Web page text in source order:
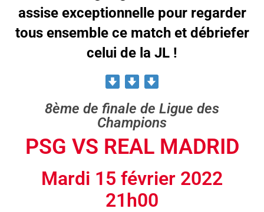
assise exceptionnelle pour regarder
tous ensemble ce match et débriefer
celui de la JL !
8ème de finale de Ligue des
Champions
PSG VS REAL MADRID
Mardi 15 février 2022
21h00